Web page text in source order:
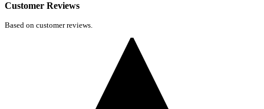
Customer Reviews
Based on customer reviews.